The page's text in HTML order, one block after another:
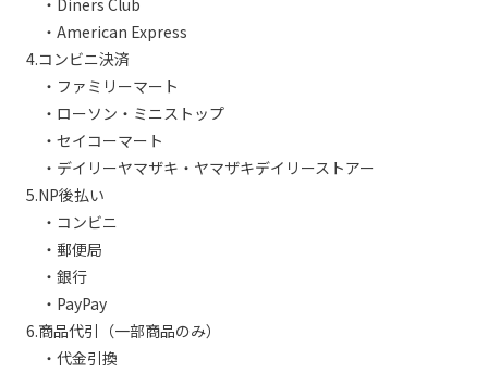
・American Express
4.コンビニ決済
・ファミリーマート
・ローソン・ミニストップ
・セイコーマート
・デイリーヤマザキ・ヤマザキデイリーストアー
5.NP後払い
・コンビニ
・郵便局
・銀行
・PayPay
6.商品代引（一部商品のみ）
・代金引換